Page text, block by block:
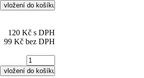
120 Kč s DPH
99 Kč bez DPH